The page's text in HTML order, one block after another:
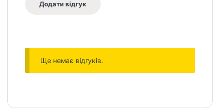
Ще немає відгуків.